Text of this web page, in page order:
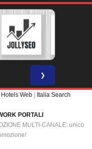
❯
Hotels Web Italia Search
PORTALI
MULTI-CANALE: unico